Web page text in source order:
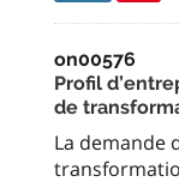
on00576
Profil
de
La demande